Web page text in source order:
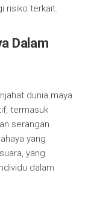
risiko terkait.
Dalam
dunia maya
termasuk
serangan
yang
yang
dalam